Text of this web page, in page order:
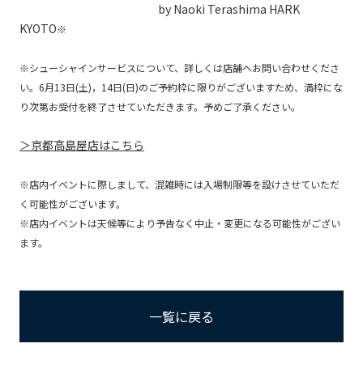
by Naoki Terashima HARK
KYOTO※
※シューシャインサービスについて、詳しくは店舗へお問い合わせくださ
い。6月13日(土)，14日(日)のご予約枠に限りがございますため、満枠にな
り次第お受付を終了させていただきます。予めご了承ください。
＞京都高島屋店はこちら
※店内イベントに際しまして、混雑時には入場制限等を設けさせていただ
く可能性がございます。
※店内イベントは天候等により予告なく中止・変更になる可能性がござい
ます。
一覧に戻る